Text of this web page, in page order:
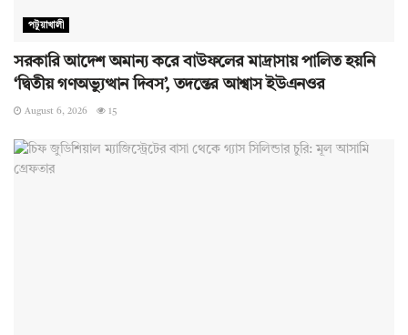
পটুয়াখালী
সরকারি আদেশ অমান্য করে বাউফলের মাদ্রাসায় পালিত হয়নি
‘দ্বিতীয় গণঅভ্যুত্থান দিবস’, তদন্তের আশ্বাস ইউএনওর
August 6, 2026 15